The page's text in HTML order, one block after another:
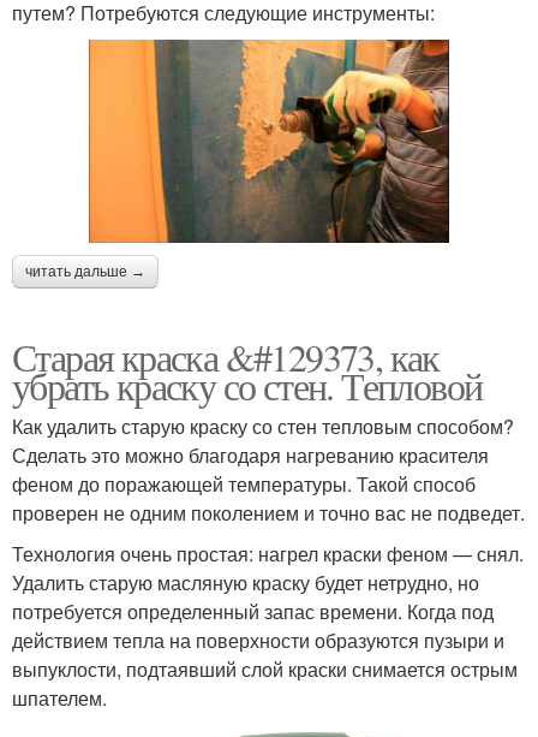
путем? Потребуются следующие инструменты:
читать дальше →
Старая краска &#129373, как
убрать краску со стен. Тепловой
Как удалить старую краску со стен тепловым способом?
Сделать это можно благодаря нагреванию красителя
феном до поражающей температуры. Такой способ
проверен не одним поколением и точно вас не подведет.
Технология очень простая: нагрел краски феном — снял.
Удалить старую масляную краску будет нетрудно, но
потребуется определенный запас времени. Когда под
действием тепла на поверхности образуются пузыри и
выпуклости, подтаявший слой краски снимается острым
шпателем.